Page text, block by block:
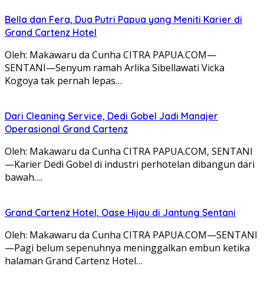
Bella dan Fera, Dua Putri Papua yang Meniti Karier di
Grand Cartenz Hotel
Oleh: Makawaru da Cunha CITRA PAPUA.COM—
SENTANI—Senyum ramah Arlika Sibellawati Vicka
Kogoya tak pernah lepas…
Dari Cleaning Service, Dedi Gobel Jadi Manajer
Operasional Grand Cartenz
Oleh: Makawaru da Cunha CITRA PAPUA.COM, SENTANI
—Karier Dedi Gobel di industri perhotelan dibangun dari
bawah….
Grand Cartenz Hotel, Oase Hijau di Jantung Sentani
Oleh: Makawaru da Cunha CITRA PAPUA.COM—SENTANI
—Pagi belum sepenuhnya meninggalkan embun ketika
halaman Grand Cartenz Hotel…